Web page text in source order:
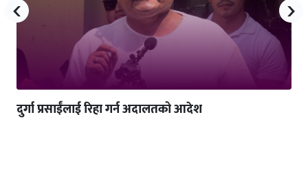
दुर्गा प्रसाईंलाई रिहा गर्न अदालतको आदेश